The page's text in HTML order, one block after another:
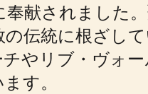
奉献されました
伝統に根ざし
チやリブ・ヴォ
す。